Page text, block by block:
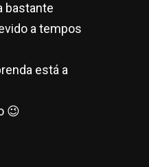
bastante
a tempos
está a
😉